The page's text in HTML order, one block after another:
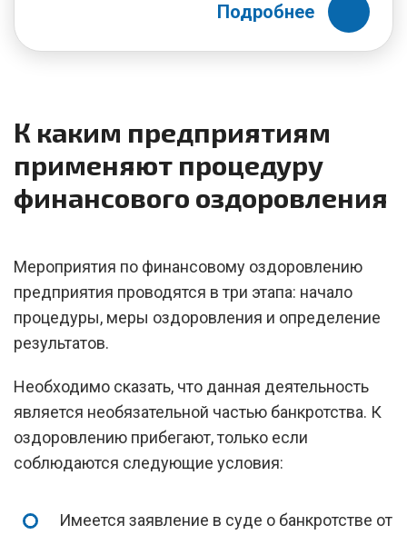
Подробнее
К каким предприятиям
применяют процедуру
финансового оздоровления
Мероприятия по финансовому оздоровлению
предприятия проводятся в три этапа: начало
процедуры, меры оздоровления и определение
результатов.
Необходимо сказать, что данная деятельность
является необязательной частью банкротства. К
оздоровлению прибегают, только если
соблюдаются следующие условия:
Имеется заявление в суде о банкротстве от